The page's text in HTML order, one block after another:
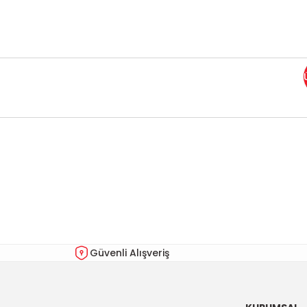
Ürün fiyatı diğer sitelerden daha pahalı.
Güvenli Alışveriş